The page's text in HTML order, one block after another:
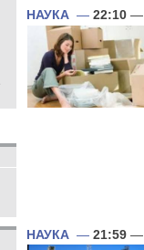
НАУКА — 22:10 —
НАУКА — 21:59 —